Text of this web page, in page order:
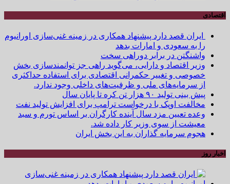
اقتصادی
ایران قصد دارد پیشنهاد همکاری در زمینه غنی‌سازی اورانیوم
را به سعودی و امارات بدهد
واشنگتن در برابر دوراهی سخت
وزیر اقتصاد و دارایی، می‌گوید راهی جز توانمندسازی بخش
خصوصی و تغییر حکمرانی اقتصادی برای استفاده حداکثری
از سرمایه‌های ملی و ظرفیت‌های داخلی وجود ندارد.
پیش بینی تولید ۹۰ هزار تن کره تا پایان سال
مخالفت اوپک با درخواست ترامپ برای افزایش تولید نفت
وعده تعیین مزد سال آینده کارگران بر اساس تورم و سبد
معیشت از سوی وزیر کار داده شد.
هجوم سرمایه گذاران به این بخش ایران
اخبار روز